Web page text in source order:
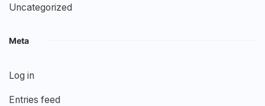
Uncategorized
Meta
Log in
Entries feed